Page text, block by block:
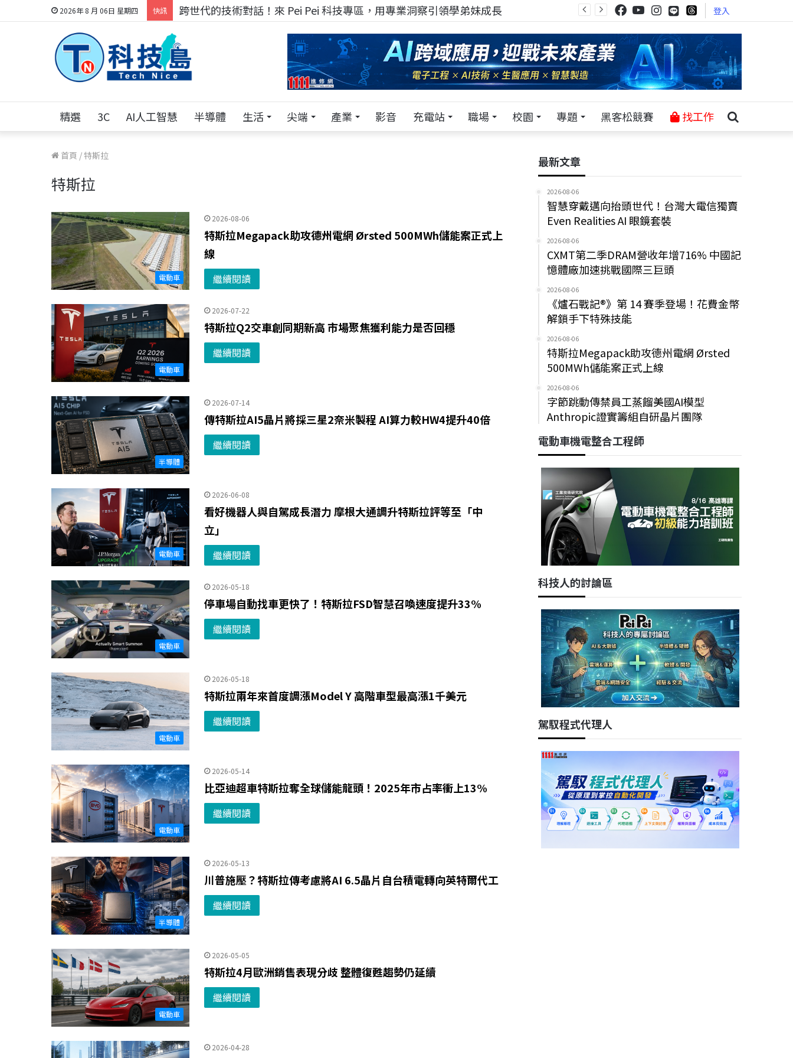
2026年 8 月 06日 星期四 快訊 科技人的經驗傳承地！在 Pei Pei 科技專區，與學弟妹交流最硬核的技術 登入
精選 3C AI人工智慧 半導體 生活 尖端 產業 影音 充電站 職場 校園 專題 黑客松競賽 找工作
首頁 /特斯拉
特斯拉
電動車
2026-08-06
特斯拉Megapack助攻德州電網 Ørsted 500MWh儲能案正式上
線
繼續閱讀
電動車
2026-07-22
特斯拉Q2交車創同期新高 市場聚焦獲利能力是否回穩
繼續閱讀
半導體
2026-07-14
傳特斯拉AI5晶片將採三星2奈米製程 AI算力較HW4提升40倍
繼續閱讀
電動車
2026-06-08
看好機器人與自駕成長潛力 摩根大通調升特斯拉評等至「中
立」
繼續閱讀
電動車
2026-05-18
停車場自動找車更快了！特斯拉FSD智慧召喚速度提升33%
繼續閱讀
電動車
2026-05-18
特斯拉兩年來首度調漲Model Y 高階車型最高漲1千美元
繼續閱讀
電動車
2026-05-14
比亞迪超車特斯拉奪全球儲能龍頭！2025年市占率衝上13%
繼續閱讀
半導體
2026-05-13
川普施壓？特斯拉傳考慮將AI 6.5晶片自台積電轉向英特爾代工
繼續閱讀
電動車
2026-05-05
特斯拉4月歐洲銷售表現分歧 整體復甦趨勢仍延續
繼續閱讀
2026-04-28
最新文章
2026-08-06
智慧穿戴邁向抬頭世代！台灣大電信獨賣
Even Realities AI 眼鏡套裝
2026-08-06
CXMT第二季DRAM營收年增716% 中國記
憶體廠加速挑戰國際三巨頭
2026-08-06
《爐石戰記®》第 14 賽季登場！花費金幣
解鎖手下特殊技能
2026-08-06
特斯拉Megapack助攻德州電網 Ørsted
500MWh儲能案正式上線
2026-08-06
字節跳動傳禁員工蒸餾美國AI模型
Anthropic證實籌組自研晶片團隊
電動車機電整合工程師
科技人的討論區
駕馭程式代理人